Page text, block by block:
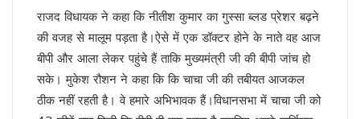
विपक्षी गठबंधन को धार देंगे अखिलेश यादव
तेजस्वी नहीं, तेजप्रताप तो हैं न जी!
बिहार में मोदी का ‘फुले’ अटैक
संकट में डालर !
मायावती ने क्यों भेजा था जेल ?
सीपी होंगे वीपी!
राजद विधायक ने कहा कि नीतीश कुमार का गुस्सा ब्लड प्रेशर बढ़ने
की वजह से मालूम पड़ता है।ऐसे में एक डॉक्टर होने के नाते वह आज
बीपी और आला लेकर पहुंचे हैं ताकि मुख्यमंत्री जी की बीपी जांच हो
सके। मुकेश रौशन ने कहा कि कि चाचा जी की तबीयत आजकल
ठीक नहीं रहती है। वे हमारे अभिभावक हैं।विधानसभा में चाचा जी को